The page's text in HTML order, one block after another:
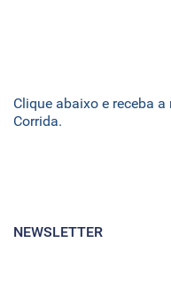
Clique abaixo e receba
Corrida.
NEWSLETTER